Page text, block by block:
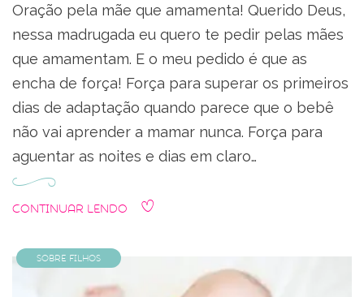
Oração pela mãe que amamenta! Querido Deus,
nessa madrugada eu quero te pedir pelas mães
que amamentam. E o meu pedido é que as
encha de força! Força para superar os primeiros
dias de adaptação quando parece que o bebê
não vai aprender a mamar nunca. Força para
aguentar as noites e dias em claro…
Continuar Lendo
Sobre Filhos